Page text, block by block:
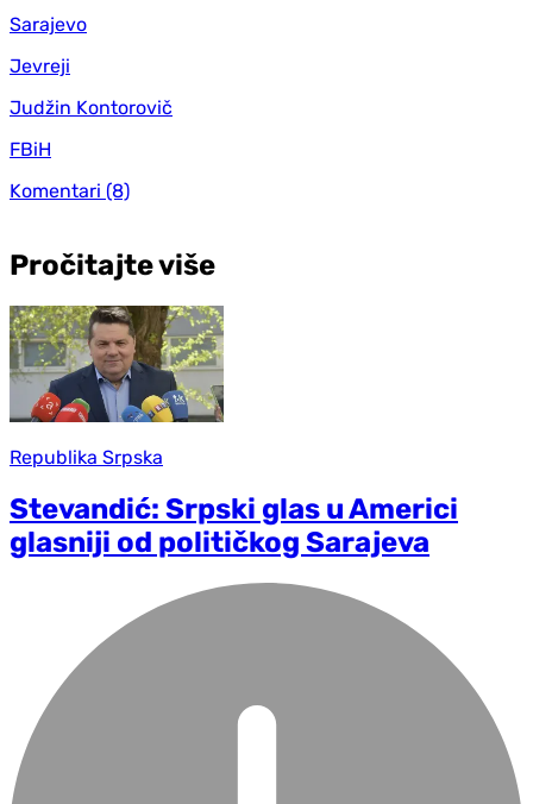
Sarajevo
Jevreji
Judžin Kontorovič
FBiH
Komentari (8)
Pročitajte više
Republika Srpska
Stevandić: Srpski glas u Americi
glasniji od političkog Sarajeva